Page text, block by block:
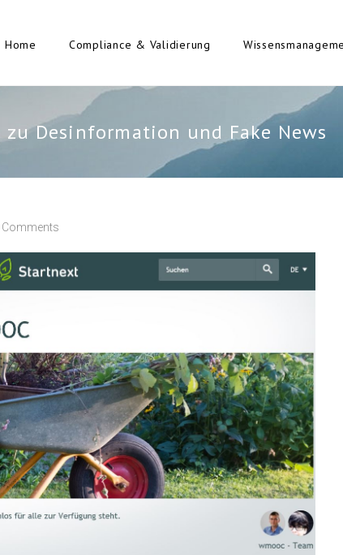
Home Compliance & Validierung
zu Desinformation und Fake News
Comments